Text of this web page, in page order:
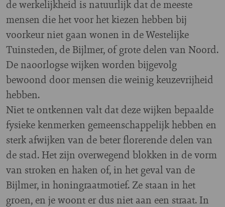
de werkelijkheid is natuurlijk dat de meeste
mensen die het voor het kiezen hebben bij
voorkeur niet gaan wonen in de Westelijke
Tuinsteden, de Bijlmer, of grote delen van Noord.
De naoorlogse wijken worden bijgevolg
bewoond door mensen die weinig keuzevrijheid
hebben.
Niet te ontkennen valt dat deze wijken bepaalde
fysieke kenmerken gemeenschappelijk hebben en
sterk afwijken van de beter florerende delen van
de stad. Het zijn overwegend blokken in de vorm
van stroken en haken of, in het geval van de
Bijlmer, in honingraatmotief. Ze staan in het
groen, en je woont er dus niet aan een straat. In